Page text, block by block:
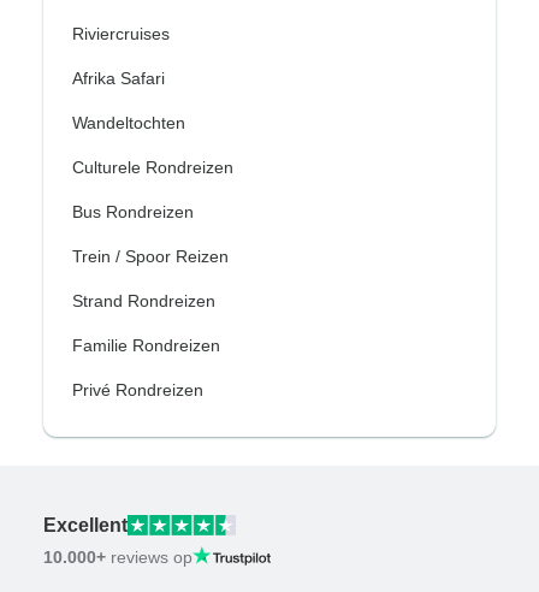
Riviercruises
Afrika Safari
Wandeltochten
Culturele Rondreizen
Bus Rondreizen
Trein / Spoor Reizen
Strand Rondreizen
Familie Rondreizen
Privé Rondreizen
Excellent
10.000+ reviews op